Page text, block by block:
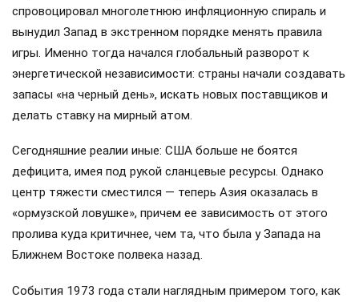
спровоцировал многолетнюю инфляционную спираль и
вынудил Запад в экстренном порядке менять правила
игры. Именно тогда начался глобальный разворот к
энергетической независимости: страны начали создавать
запасы «на черный день», искать новых поставщиков и
делать ставку на мирный атом.
Сегодняшние реалии иные: США больше не боятся
дефицита, имея под рукой сланцевые ресурсы. Однако
центр тяжести сместился — теперь Азия оказалась в
«ормузской ловушке», причем ее зависимость от этого
пролива куда критичнее, чем та, что была у Запада на
Ближнем Востоке полвека назад.
События 1973 года стали наглядным примером того, как